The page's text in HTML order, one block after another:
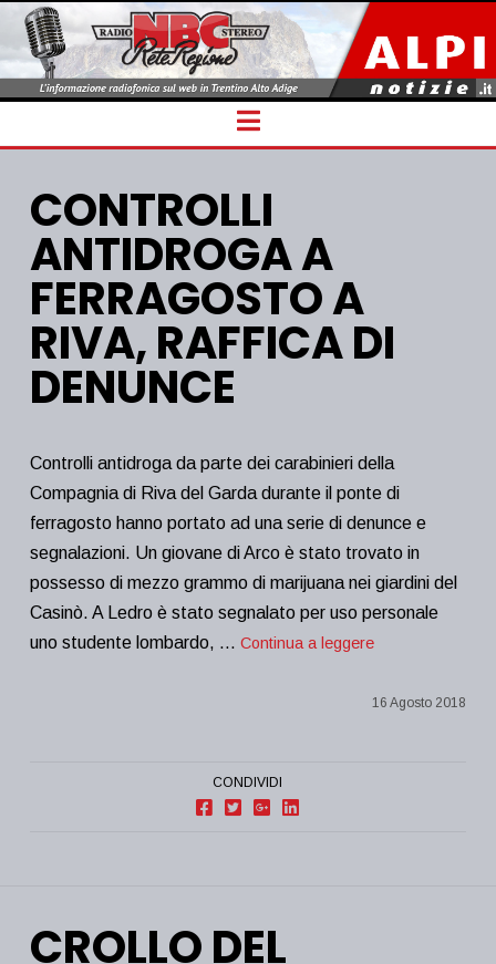
Navigation
CONTROLLI
ANTIDROGA A
FERRAGOSTO A
RIVA, RAFFICA DI
DENUNCE
Controlli antidroga da parte dei carabinieri della
Compagnia di Riva del Garda durante il ponte di
ferragosto hanno portato ad una serie di denunce e
segnalazioni. Un giovane di Arco è stato trovato in
possesso di mezzo grammo di marijuana nei giardini del
Casinò. A Ledro è stato segnalato per uso personale
uno studente lombardo, … Continua a leggere
16 Agosto 2018
CONDIVIDI
CROLLO DEL